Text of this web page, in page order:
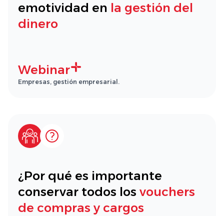
emotividad en la gestión del
dinero
Webinar
Empresas, gestión empresarial.
¿Por qué es importante
conservar todos los vouchers
de compras y cargos